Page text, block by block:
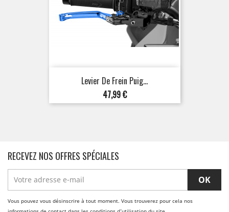
Levier De Frein Puig...
Prix
47,99 €
RECEVEZ NOS OFFRES SPÉCIALES
Vous pouvez vous désinscrire à tout moment. Vous trouverez pour cela nos